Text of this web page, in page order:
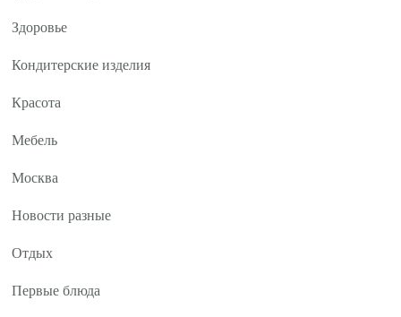
Здоровье
Кондитерские изделия
Красота
Мебель
Москва
Новости разные
Отдых
Первые блюда